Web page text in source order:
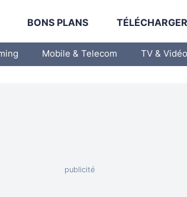
BONS PLANS
Mobile & Telecom TV & Vidéo